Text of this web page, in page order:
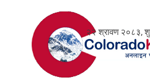
२२ श्रावण २०८३,